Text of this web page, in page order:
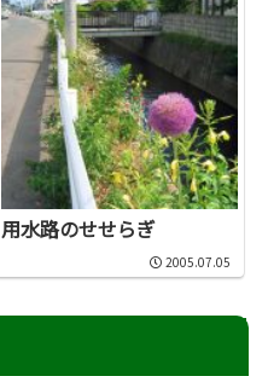
用水路のせせらぎ
2005.07.05